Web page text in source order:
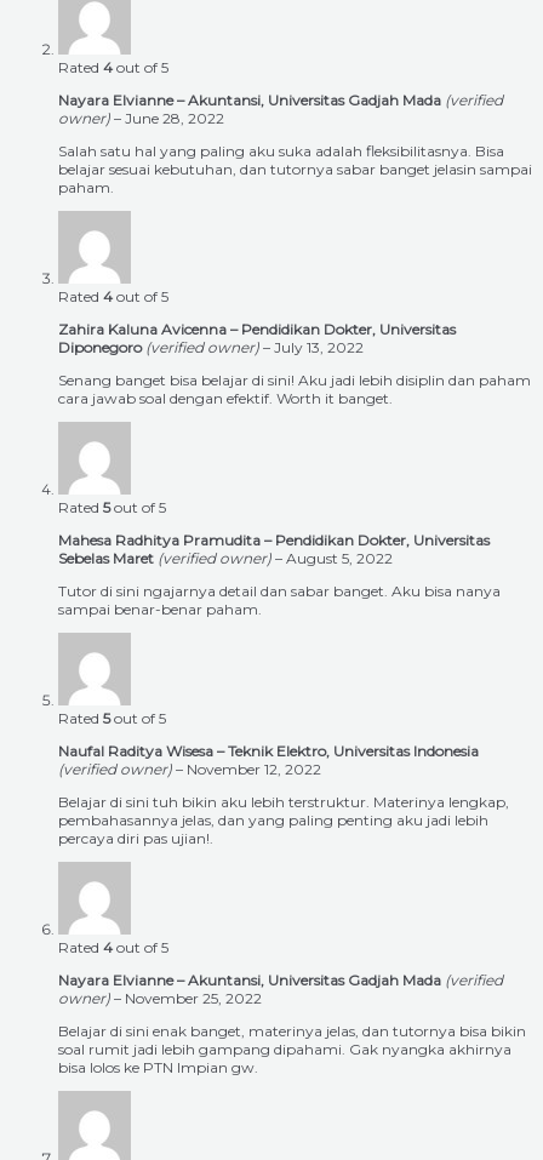
Rated 4 out of 5
Nayara Elvianne – Akuntansi, Universitas Gadjah Mada (verified
owner) – June 28, 2022
Salah satu hal yang paling aku suka adalah fleksibilitasnya. Bisa
belajar sesuai kebutuhan, dan tutornya sabar banget jelasin sampai
paham.
Rated 4 out of 5
Zahira Kaluna Avicenna – Pendidikan Dokter, Universitas
Diponegoro (verified owner) – July 13, 2022
Senang banget bisa belajar di sini! Aku jadi lebih disiplin dan paham
cara jawab soal dengan efektif. Worth it banget.
Rated 5out of 5
Mahesa Radhitya Pramudita – Pendidikan Dokter, Universitas
Sebelas Maret (verified owner) – August 5, 2022
Tutor di sini ngajarnya detail dan sabar banget. Aku bisa nanya
sampai benar-benar paham.
Rated 5out of 5
Naufal Raditya Wisesa – Teknik Elektro, Universitas Indonesia
(verified owner) – November 12, 2022
Belajar di sini tuh bikin aku lebih terstruktur. Materinya lengkap,
pembahasannya jelas, dan yang paling penting aku jadi lebih
percaya diri pas ujian!.
Rated 4 out of 5
Nayara Elvianne – Akuntansi, Universitas Gadjah Mada (verified
owner) – November 25, 2022
Belajar di sini enak banget, materinya jelas, dan tutornya bisa bikin
soal rumit jadi lebih gampang dipahami. Gak nyangka akhirnya
bisa lolos ke PTN Impian gw.